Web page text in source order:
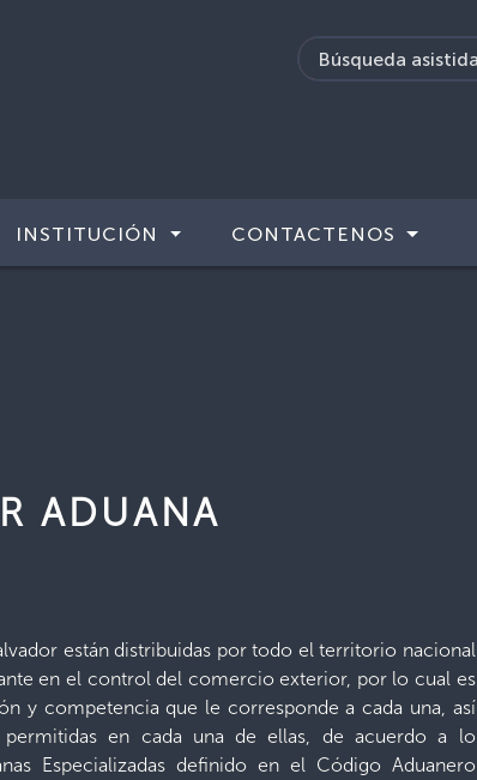
INSTITUCIÓN CONTACTENOS
ADUANA
están distribuidas por todo el territorio nacional
en el control del comercio exterior, por lo cual es
y competencia que le corresponde a cada una, así
en cada una de ellas, de acuerdo a lo
Especializadas definido en el Código Aduanero